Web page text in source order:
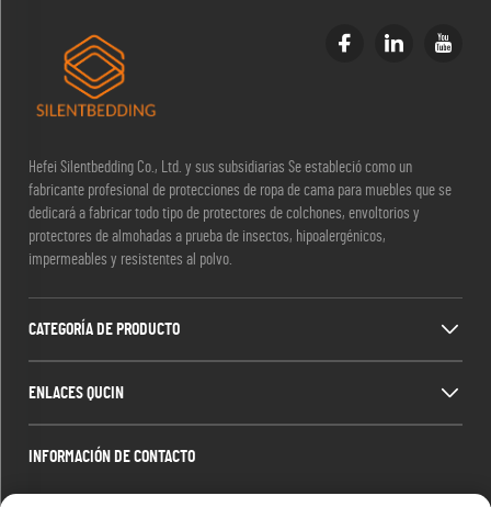
Hefei Silentbedding Co., Ltd. y sus subsidiarias Se estableció como un
fabricante profesional de protecciones de ropa de cama para muebles que se
dedicará a fabricar todo tipo de protectores de colchones, envoltorios y
protectores de almohadas a prueba de insectos, hipoalergénicos,
impermeables y resistentes al polvo.
CATEGORÍA DE PRODUCTO
ENLACES QUCIN
INFORMACIÓN DE CONTACTO